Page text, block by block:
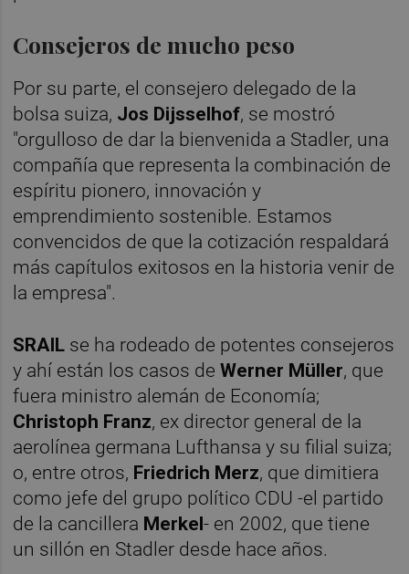
Consejeros de mucho peso
Por su parte, el consejero delegado de la
bolsa suiza, Jos Dijsselhof, se mostró
"orgulloso de dar la bienvenida a Stadler, una
compañía que representa la combinación de
espíritu pionero, innovación y
emprendimiento sostenible. Estamos
convencidos de que la cotización respaldará
más capítulos exitosos en la historia venir de
la empresa".
SRAIL se ha rodeado de potentes consejeros
y ahí están los casos deWerner Müller, que
fuera ministro alemán de Economía;
Christoph Franz, ex director general de la
aerolínea germana Lufthansa y su filial suiza;
o, entre otros, Friedrich Merz, que dimitiera
como jefe del grupo político CDU -el partido
de la cancillera Merkel- en 2002, que tiene
un sillón en Stadler desde hace años.